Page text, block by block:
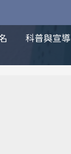
科普與宣導